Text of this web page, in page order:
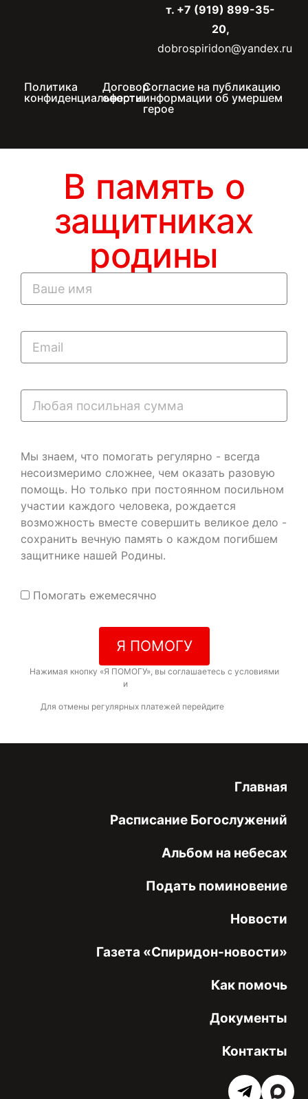
т. +7 (919) 899-35-
20,
dobrospiridon@yandex.ru
Политика
конфиденциальности
Договор
оферты
Согласие на публикацию
информации об умершем
герое
В память о
защитниках
родины
Мы знаем, что помогать регулярно - всегда
несоизмеримо сложнее, чем оказать разовую
помощь. Но только при постоянном посильном
участии каждого человека, рождается
возможность вместе совершить великое дело -
сохранить вечную память о каждом погибшем
защитнике нашей Родины.
Помогать ежемесячно
Я ПОМОГУ
Нажимая кнопку «Я ПОМОГУ», вы соглашаетесь с условиями
и
Для отмены регулярных платежей перейдите
Главная
Расписание Богослужений
Альбом на небесах
Подать поминовение
Новости
Газета «Спиридон-новости»
Как помочь
Документы
Контакты